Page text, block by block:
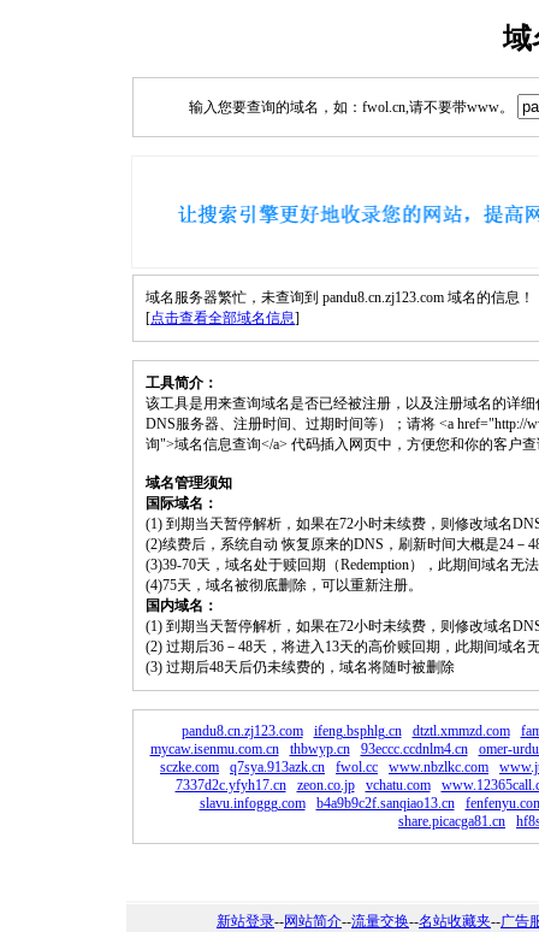
域
输入您要查询的域名，如：fwol.cn,请不要带www。
域名服务器繁忙，未查询到 pandu8.cn.zj123.com 域名的信息！
[点击查看全部域名信息]
工具简介：
该工具是用来查询域名是否已经被注册，以及注册域名的详
DNS服务器、注册时间、过期时间等）；请将 <a href="http://
询">域名信息查询</a> 代码插入网页中，方便您和你的客户
域名管理须知
国际域名：
(1) 到期当天暂停解析，如果在72小时未续费，则修改域名
(2)续费后，系统自动 恢复原来的DNS，刷新时间大概是24－
(3)39-70天，域名处于赎回期（Redemption），此期间域名无
(4)75天，域名被彻底删除，可以重新注册。
国内域名：
(1) 到期当天暂停解析，如果在72小时未续费，则修改域名
(2) 过期后36－48天，将进入13天的高价赎回期，此期间域名
(3) 过期后48天后仍未续费的，域名将随时被删除
pandu8.cn.zj123.com ifeng.bsphlg.cn dtztl.xmmzd.com
mycaw.isenmu.com.cn
thbwyp.cn 93eccc.ccdnlm4.cn
omer-
sczke.com
q7sya.913azk.cn fwol.cc www.nbzlkc.com
7337d2c.yfyh17.cn
zeon.co.jp vchatu.com
slavu.infoggg.com
b4a9b9c2f.sanqiao13.cn
share.picacga81.cn
新站登录--网站简介--流量交换--名站收藏夹--广告